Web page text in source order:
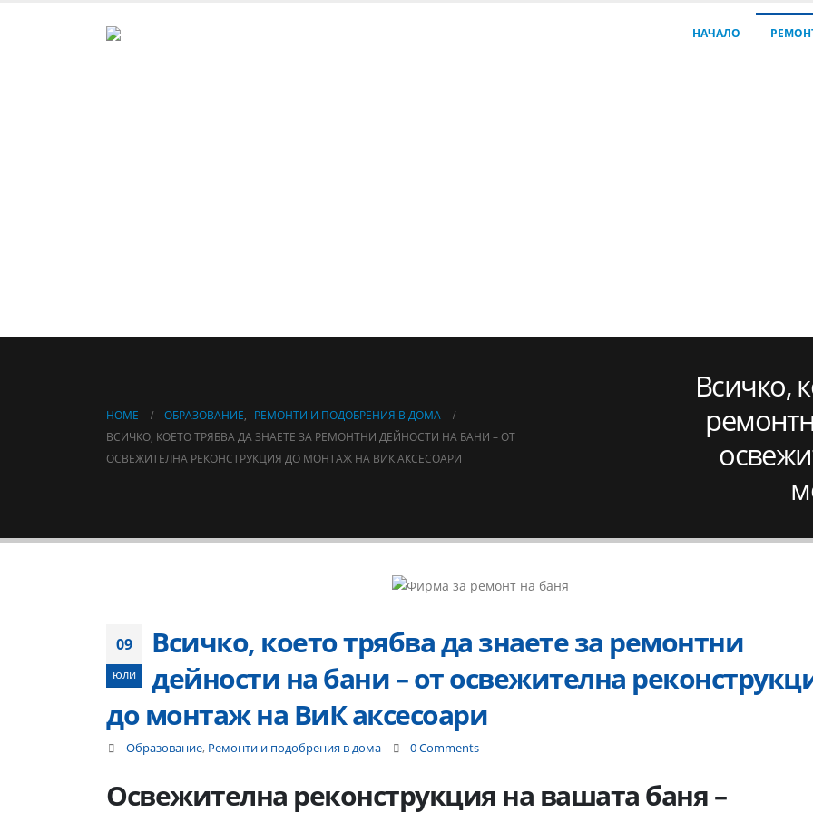
НАЧАЛО
HOME ОБРАЗОВАНИЕ, РЕМОНТИ И ПОДОБРЕНИЯ В ДОМА
ВСИЧКО, КОЕТО ТРЯБВА ДА ЗНАЕТЕ ЗА РЕМОНТНИ ДЕЙНОСТИ НА БАНИ – ОТ
ОСВЕЖИТЕЛНА РЕКОНСТРУКЦИЯ ДО МОНТАЖ НА ВИК АКСЕСОАРИ
Всичко,
09
юли
Всичко, което трябва да знаете за ремонтни
дейности на бани – от освежителна
до монтаж на ВиК аксесоари
Образование, Ремонти и подобрения в дома 0 Comments
Освежителна реконструкция на вашата баня –